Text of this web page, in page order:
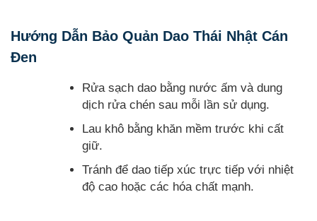
Hướng Dẫn Bảo Quản Dao Thái Nhật Cán
Đen
Rửa sạch dao bằng nước ấm và dung
dịch rửa chén sau mỗi lần sử dụng.
Lau khô bằng khăn mềm trước khi cất
giữ.
Tránh để dao tiếp xúc trực tiếp với nhiệt
độ cao hoặc các hóa chất mạnh.